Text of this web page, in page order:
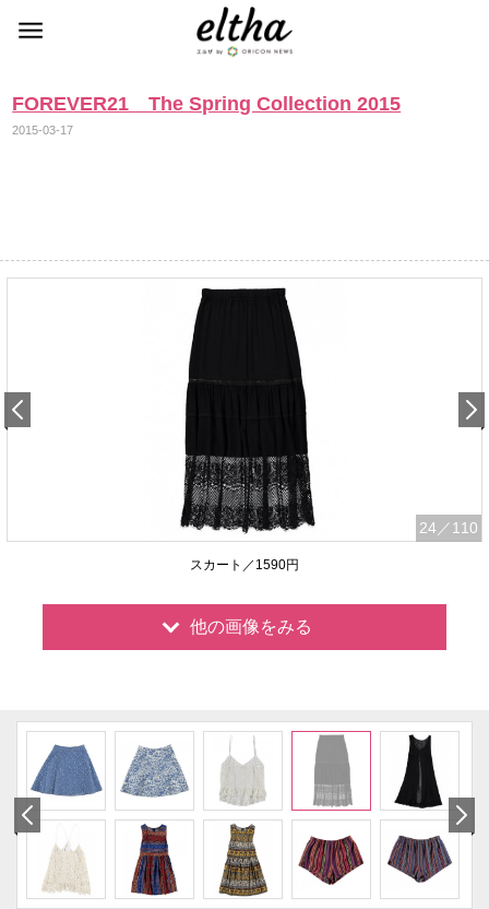
FOREVER21 The Spring Collection 2015
2015-03-17
24 ／110
スカート／1590円
他の画像をみる